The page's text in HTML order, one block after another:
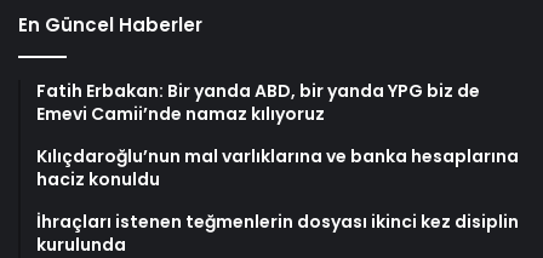
En Güncel Haberler
Fatih Erbakan: Bir yanda ABD, bir yanda YPG biz de
Emevi Camii’nde namaz kılıyoruz
Kılıçdaroğlu’nun mal varlıklarına ve banka hesaplarına
haciz konuldu
İhraçları istenen teğmenlerin dosyası ikinci kez disiplin
kurulunda